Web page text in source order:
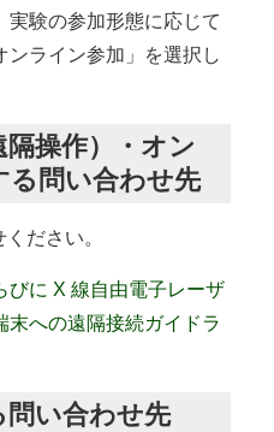
実験の参加形態に応じて
ンライン参加」を選択し
隔操作）・オン
る問い合わせ先
ださい。
びに X 線自由電子レーザ
末への遠隔接続ガイドラ
い合わせ先